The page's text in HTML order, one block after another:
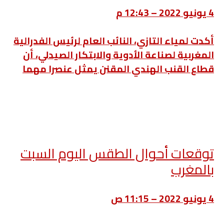
4 يونيو 2022 – 12:43 م
أكدت لمياء التازي، النائب العام لرئيس الفدرالية
المغربية لصناعة الأدوية والابتكار الصيدلي، أن
قطاع القنب الهندي المقنن يمثل عنصرا مهما
توقعات أحوال الطقس اليوم السبت
بالمغرب
4 يونيو 2022 – 11:15 ص